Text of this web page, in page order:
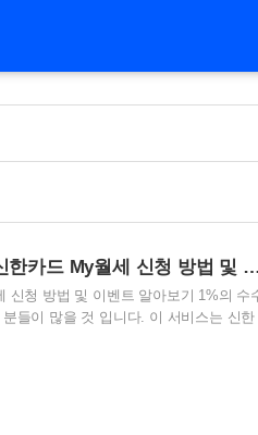
1% 수수료의 신용카드로 월세를 납부할 수 있는 신한카드 My월세 신청 방법 및 이벤트 알아보기
신청 방법 및 이벤트 알아보기 1%의 수
들이 많을 것 입니다. 이 서비스는 신한
년 6월에 출시되어 지금까지도 이용
My월세 카드납부 신청자에 따른 신청